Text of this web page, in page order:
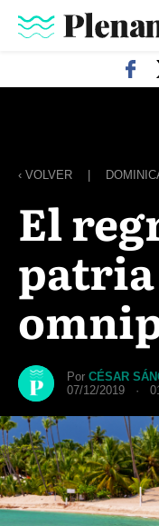
‹ VOLVER
El
patria
Por CÉSAR
07/12/2019 ·